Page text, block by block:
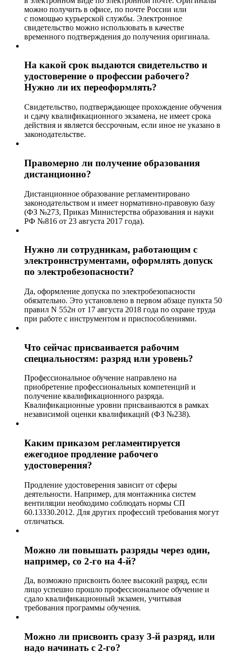
можно получить в офисе, по почте России или
с помощью курьерской службы. Электронное
свидетельство можно использовать в качестве
временного подтверждения до получения оригинала.
На какой срок выдаются свидетельство и
удостоверение о профессии рабочего?
Нужно ли их переоформлять?
Свидетельство, подтверждающее прохождение обучения
и сдачу квалификационного экзамена, не имеет срока
действия и является бессрочным, если иное не указано в
законодательстве.
Правомерно ли получение образования
дистанционно?
Дистанционное образование регламентировано
законодательством и имеет нормативно-правовую базу
(ФЗ №273, Приказ Министерства образования и науки
РФ №816 от 23 августа 2017 года).
Нужно ли сотрудникам, работающим с
электроинструментами, оформлять допуск
по электробезопасности?
Да, оформление допуска по электробезопасности
обязательно. Это установлено в первом абзаце пункта 50
правил N 552н от 17 августа 2018 года по охране труда
при работе с инструментом и приспособлениями.
Что сейчас присваивается рабочим
специальностям: разряд или уровень?
Профессиональное обучение направлено на
приобретение профессиональных компетенций и
получение квалификационного разряда.
Квалификационные уровни присваиваются в рамках
независимой оценки квалификаций (ФЗ №238).
Каким приказом регламентируется
ежегодное продление рабочего
удостоверения?
Продление удостоверения зависит от сферы
деятельности. Например, для монтажника систем
вентиляции необходимо соблюдать нормы СП
60.13330.2012. Для других профессий требования могут
отличаться.
Можно ли повышать разряды через один,
например, со 2-го на 4-й?
Да, возможно присвоить более высокий разряд, если
лицо успешно прошло профессиональное обучение и
сдало квалификационный экзамен, учитывая
требования программы обучения.
Можно ли присвоить сразу 3-й разряд, или
надо начинать с 2-го?